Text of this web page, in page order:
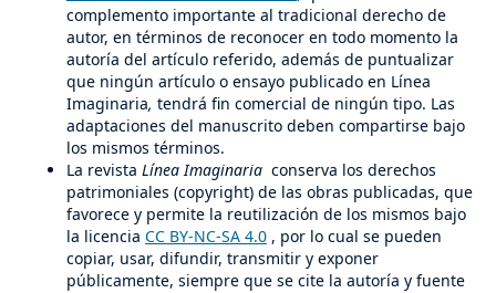
complemento importante al tradicional derecho de
autor, en términos de reconocer en todo momento la
autoría del artículo referido, además de puntualizar
que ningún artículo o ensayo publicado en Línea
Imaginaria, tendrá fin comercial de ningún tipo. Las
adaptaciones del manuscrito deben compartirse bajo
los mismos términos.
La revista Línea Imaginaria conserva los derechos
patrimoniales (copyright) de las obras publicadas, que
favorece y permite la reutilización de los mismos bajo
la licencia CC BY-NC-SA 4.0, por lo cual se pueden
copiar, usar, difundir, transmitir y exponer
públicamente, siempre que se cite la autoría y fuente